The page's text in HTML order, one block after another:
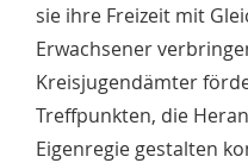
sie ihre Freizeit mit
Erwachsener
Kreisjugendämter
Treffpunkten, die
Eigenregie gestalten